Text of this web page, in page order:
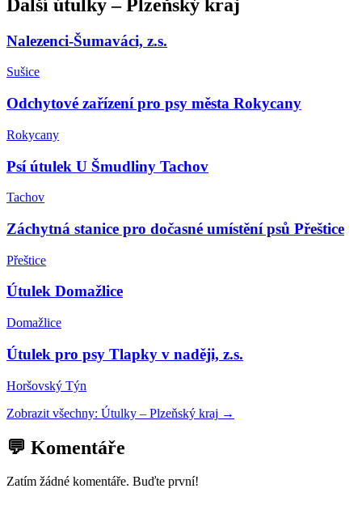
Další útulky–Plzeňský kraj
Nalezenci-Šumaváci, z.s.
Sušice
Odchytové zařízení pro psy města Rokycany
Rokycany
Psí útulek U Šmudliny Tachov
Tachov
Záchytná stanice pro dočasné umístění psů Přeštice
Přeštice
Útulek Domažlice
Domažlice
Útulek pro psy Tlapky v naději, z.s.
Horšovský Týn
Zobrazit všechny: Útulky – Plzeňský kraj →
💬 Komentáře
Zatím žádné komentáře. Buďte první!